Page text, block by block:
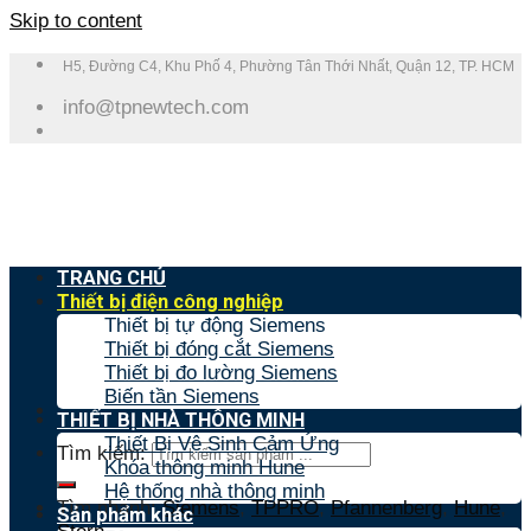
Skip to content
H5, Đường C4, Khu Phố 4, Phường Tân Thới Nhất, Quận 12, TP. HCM
info@tpnewtech.com
Tìm kiếm:
Tìm nhanh:Siemens,TPPRO,Pfannenberg,Hune,
TRANG CHỦ
Thiết bị điện công nghiệp
Thiết bị tự động Siemens
Thiết bị đóng cắt Siemens
Thiết bị đo lường Siemens
Biến tần Siemens
THIẾT BỊ NHÀ THÔNG MINH
Thiết Bị Vệ Sinh Cảm Ứng
Khóa thông minh Hune
Hệ thống nhà thông minh
Sản phẩm khác